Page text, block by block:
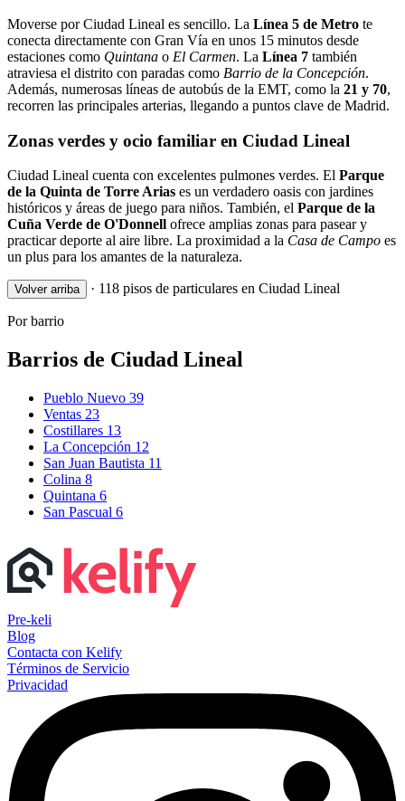
Moverse por Ciudad Lineal es sencillo. La Línea 5 de Metro te
conecta directamente con Gran Vía en unos 15 minutos desde
estaciones como Quintana o El Carmen. La Línea 7 también
atraviesa el distrito con paradas como Barrio de la Concepción.
Además, numerosas líneas de autobús de la EMT, como la 21 y 70,
recorren las principales arterias, llegando a puntos clave de Madrid.
Zonas verdes y ocio familiar en Ciudad Lineal
Ciudad Lineal cuenta con excelentes pulmones verdes. El Parque
de la Quinta de Torre Arias es un verdadero oasis con jardines
históricos y áreas de juego para niños. También, el Parque de la
Cuña Verde de O'Donnell ofrece amplias zonas para pasear y
practicar deporte al aire libre. La proximidad a la Casa de Campo es
un plus para los amantes de la naturaleza.
Volver arriba · 118 pisos de particulares en Ciudad Lineal
Por barrio
Barrios de Ciudad Lineal
Pueblo Nuevo 39
Ventas 23
Costillares 13
La Concepción 12
San Juan Bautista 11
Colina 8
Quintana 6
San Pascual 6
Pre-keli
Blog
Contacta con Kelify
Términos de Servicio
Privacidad